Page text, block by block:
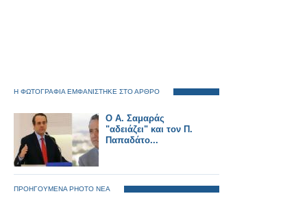
Η ΦΩΤΟΓΡΑΦΙΑ ΕΜΦΑΝΙΣΤΗΚΕ ΣΤΟ ΑΡΘΡΟ
O A. Σαμαράς
"αδειάζει" και τον Π.
Παπαδάτο...
ΠΡΟΗΓΟΥΜΕΝΑ PHOTO ΝΕΑ